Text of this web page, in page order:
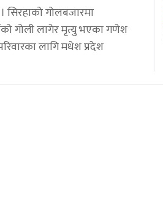
सिरहाको गोलबजारमा
गोली लागेर मृत्यु भएका गणेश
लागि मधेश प्रदेश